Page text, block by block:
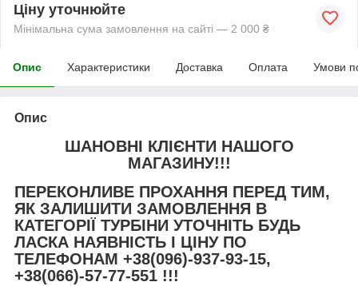
Ціну уточнюйте
Мінімальна сума замовлення на сайті — 2 000 ₴
Опис Характеристики Доставка Оплата Умови
Опис
ШАНОВНІ КЛІЄНТИ НАШОГО
МАГАЗИНУ!!!
ПЕРЕКОНЛИВЕ ПРОХАННЯ ПЕРЕД ТИМ,
ЯК ЗАЛИШИТИ ЗАМОВЛЕННЯ В
КАТЕГОРІЇ ТУРБІНИ УТОЧНІТЬ БУДЬ
ЛАСКА НАЯВНІСТЬ І ЦІНУ ПО
ТЕЛЕФОНАМ +38(096)-937-93-15,
+38(066)-57-77-551 !!!